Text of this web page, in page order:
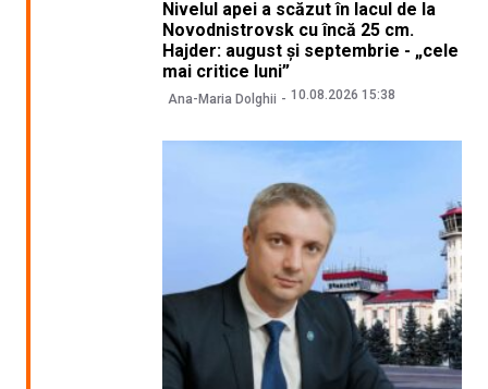
Nivelul apei a scăzut în lacul de la
Novodnistrovsk cu încă 25 cm.
Hajder: august și septembrie - „cele
mai critice luni”
Ana-Maria Dolghii 10.08.2026 15:38